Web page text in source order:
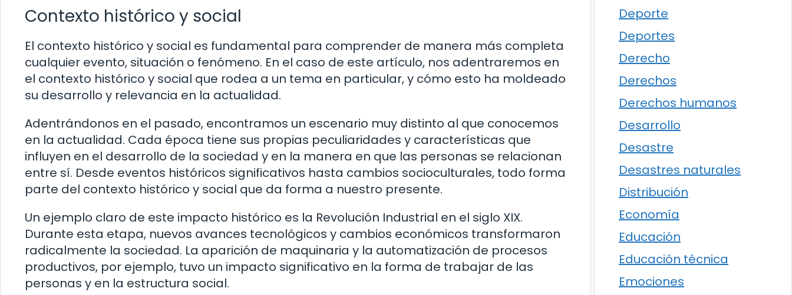
Contexto histórico y social
El contexto histórico y social es fundamental para comprender de manera más completa
cualquier evento, situación o fenómeno. En el caso de este artículo, nos adentraremos en
el contexto histórico y social que rodea a un tema en particular, y cómo esto ha moldeado
su desarrollo y relevancia en la actualidad.
Adentrándonos en el pasado, encontramos un escenario muy distinto al que conocemos
en la actualidad. Cada época tiene sus propias peculiaridades y características que
influyen en el desarrollo de la sociedad y en la manera en que las personas se relacionan
entre sí. Desde eventos históricos significativos hasta cambios socioculturales, todo forma
parte del contexto histórico y social que da forma a nuestro presente.
Un ejemplo claro de este impacto histórico es la Revolución Industrial en el siglo XIX.
Durante esta etapa, nuevos avances tecnológicos y cambios económicos transformaron
radicalmente la sociedad. La aparición de maquinaria y la automatización de procesos
productivos, por ejemplo, tuvo un impacto significativo en la forma de trabajar de las
personas y en la estructura social.
Deporte
Deportes
Derecho
Derechos
Derechos humanos
Desarrollo
Desastre
Desastres naturales
Distribución
Economía
Educación
Educación técnica
Emociones